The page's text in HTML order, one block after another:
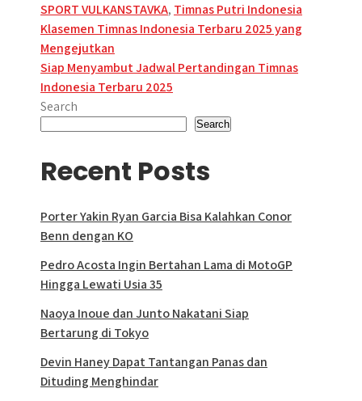
SPORT VULKANSTAVKA, Timnas Putri Indonesia
Post
navigation
Klasemen Timnas Indonesia Terbaru 2025 yang
Mengejutkan
Siap Menyambut Jadwal Pertandingan Timnas
Indonesia Terbaru 2025
Search
Search
Recent Posts
Porter Yakin Ryan Garcia Bisa Kalahkan Conor
Benn dengan KO
Pedro Acosta Ingin Bertahan Lama di MotoGP
Hingga Lewati Usia 35
Naoya Inoue dan Junto Nakatani Siap
Bertarung di Tokyo
Devin Haney Dapat Tantangan Panas dan
Dituding Menghindar